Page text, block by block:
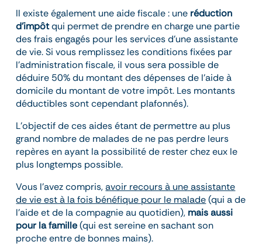
Il existe également une aide fiscale : une réduction
d’impôtqui permet de prendre en charge une partie
des frais engagés pour les services d’une assistante
de vie. Si vous remplissez les conditions fixées par
l’administration fiscale, il vous sera possible de
déduire 50% du montant des dépenses de l’aide à
domicile du montant de votre impôt. Les montants
déductibles sont cependant plafonnés).
L’objectif de ces aides étant de permettre au plus
grand nombre de malades de ne pas perdre leurs
repères en ayant la possibilité de rester chez eux le
plus longtemps possible.
Vous l’avez compris,avoir recours à une assistante
de vie est à la fois bénéfique pour le malade(qui a de
l’aide et de la compagnie au quotidien), mais aussi
pour la famille(qui est sereine en sachant son
proche entre de bonnes mains).